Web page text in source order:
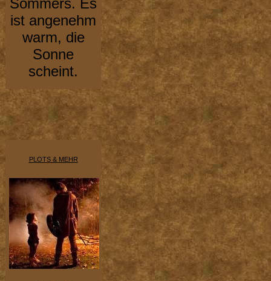
Sommers. Es
ist angenehm
warm, die
Sonne
scheint.
PLOTS & MEHR